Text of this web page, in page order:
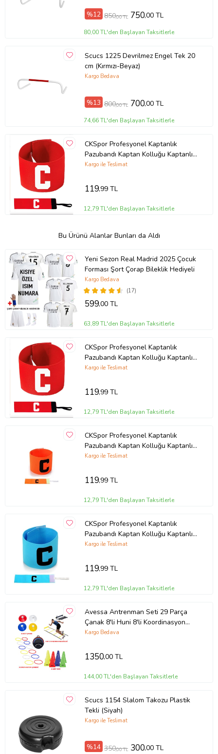
%12 850,00 TL 750,00 TL
80,00 TL'den Başlayan Taksitlerle
Scucs 1225 Devrilmez Engel Tek 20
cm (Kırmızı-Beyaz)
Kargo Bedava
%13 800,00 TL 700,00 TL
74,66 TL'den Başlayan Taksitlerle
CKSpor Profesyonel Kaptanlık
Pazubandı Kaptan Kolluğu Kaptanlık
Bandı 1 adet (Kırmızı)
Kargo ile Teslimat
119,99 TL
12,79 TL'den Başlayan Taksitlerle
Bu Ürünü Alanlar Bunları da Aldı
Yeni Sezon Real Madrid 2025 Çocuk
Forması Şort Çorap Bileklik Hediyeli
(17)
Kargo Bedava
599,00 TL
63,89 TL'den Başlayan Taksitlerle
CKSpor Profesyonel Kaptanlık
Pazubandı Kaptan Kolluğu Kaptanlık
Bandı 1 adet (Kırmızı)
Kargo ile Teslimat
119,99 TL
12,79 TL'den Başlayan Taksitlerle
CKSpor Profesyonel Kaptanlık
Pazubandı Kaptan Kolluğu Kaptanlık
Bandı 1 adet (Turuncu)
Kargo ile Teslimat
119,99 TL
12,79 TL'den Başlayan Taksitlerle
CKSpor Profesyonel Kaptanlık
Pazubandı Kaptan Kolluğu Kaptanlık
Bandı 1 adet (Mavi)
Kargo ile Teslimat
119,99 TL
12,79 TL'den Başlayan Taksitlerle
Avessa Antrenman Seti 29 Parça
Çanak 8'li Huni 8'li Koordinasyon
Çemberi 12'li Ant Merdiveni 1 adet
Kargo Bedava
1350,00 TL
144,00 TL'den Başlayan Taksitlerle
Scucs 1154 Slalom Takozu Plastik
Tekli (Siyah)
Kargo ile Teslimat
%14 350,00 TL 300,00 TL